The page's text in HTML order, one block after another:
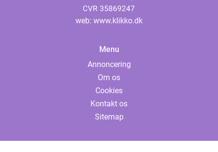
web: www.klikko.dk
Menu
Annoncering
Om os
Cookies
Kontakt os
Sitemap